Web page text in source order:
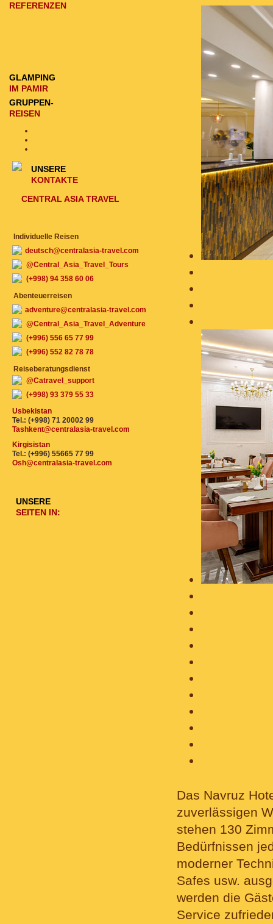
Das Navruz
zuverlässigen
stehen 130
Bedürfnissen
moderner
Safes usw.
werden die
Service
REFERENZEN
GLAMPING
IM PAMIR
GRUPPEN-
REISEN
UNSERE
KONTAKTE
CENTRAL ASIA TRAVEL
Individuelle Reisen
deutsch@centralasia-travel.com
@Central_Asia_Travel_Tours
(+998) 94 358 60 06
Abenteuerreisen
adventure@centralasia-travel.com
@Central_Asia_Travel_Adventure
(+996) 556 65 77 99
(+996) 552 82 78 78
Reiseberatungsdienst
@Catravel_support
(+998) 93 379 55 33
Usbekistan
Tel.: (+998) 71 20002 99
Tashkent@centralasia-travel.com
Kirgisistan
Tel.: (+996) 55665 77 99
Osh@centralasia-travel.com
UNSERE
SEITEN IN: